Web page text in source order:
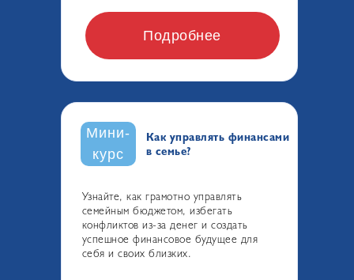
Узнайте, как грамотно управлять
семейным бюджетом, избегать
конфликтов из-за денег и создать
успешное финансовое будущее для
себя и своих близких.
Как управлять финансами
в семье?
Мини-
курс
Подробнее